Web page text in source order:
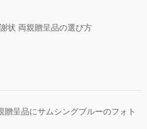
状 両親贈呈品の選び方
贈呈品にサムシングブルーのフォト